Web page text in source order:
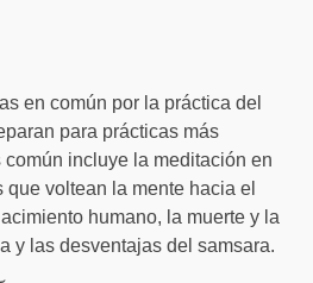
en común por la práctica del
para prácticas más
incluye la meditación en
que voltean la mente hacia el
humano, la muerte y la
y las desventajas del samsara.